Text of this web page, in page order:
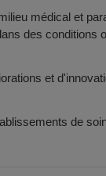
médical et
des conditions
et
de